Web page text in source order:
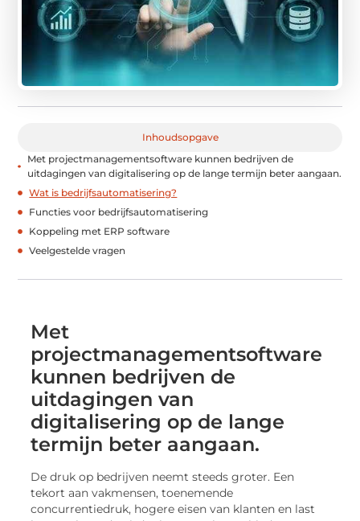
Inhoudsopgave
Met projectmanagementsoftware kunnen bedrijven de
uitdagingen van digitalisering op de lange termijn beter aangaan.
Wat is bedrijfsautomatisering?
Functies voor bedrijfsautomatisering
Koppeling met ERP software
Veelgestelde vragen
Met
projectmanagementsoftware
kunnen bedrijven de
uitdagingen van
digitalisering op de lange
termijn beter aangaan.
De druk op bedrijven neemt steeds groter. Een
tekort aan vakmensen, toenemende
concurrentiedruk, hogere eisen van klanten en last